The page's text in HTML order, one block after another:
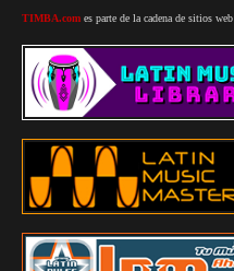
TIMBA.com es parte de la cadena de sitios web